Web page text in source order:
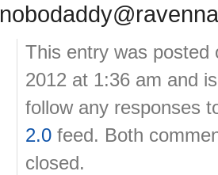
This entry was posted
2012 at 1:36 am and
follow any responses
2.0 feed. Both
closed.